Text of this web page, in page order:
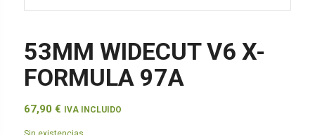
53MM WIDECUT V6 X-
FORMULA 97A
67,90 € IVA INCLUIDO